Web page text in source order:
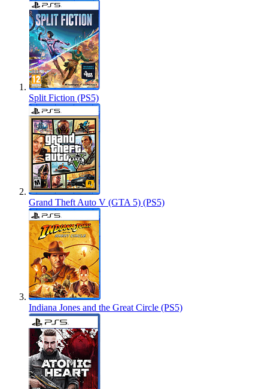
Split Fiction (PS5)
Grand Theft Auto V (GTA 5) (PS5)
Indiana Jones and the Great Circle (PS5)